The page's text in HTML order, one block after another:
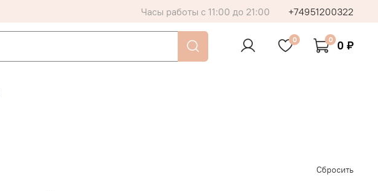
Часы работы с 11:00 до 21:00 +74951200322
0 0 0 ₽
Сбросить